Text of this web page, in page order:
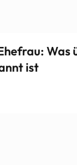
Was
ist